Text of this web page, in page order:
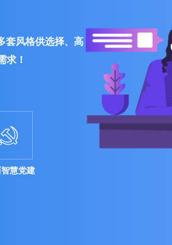
套风格供选择、高
求！

慧党建